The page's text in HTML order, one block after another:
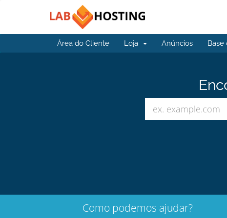
Área do Cliente Loja Anúncios
Como podemos ajudar?